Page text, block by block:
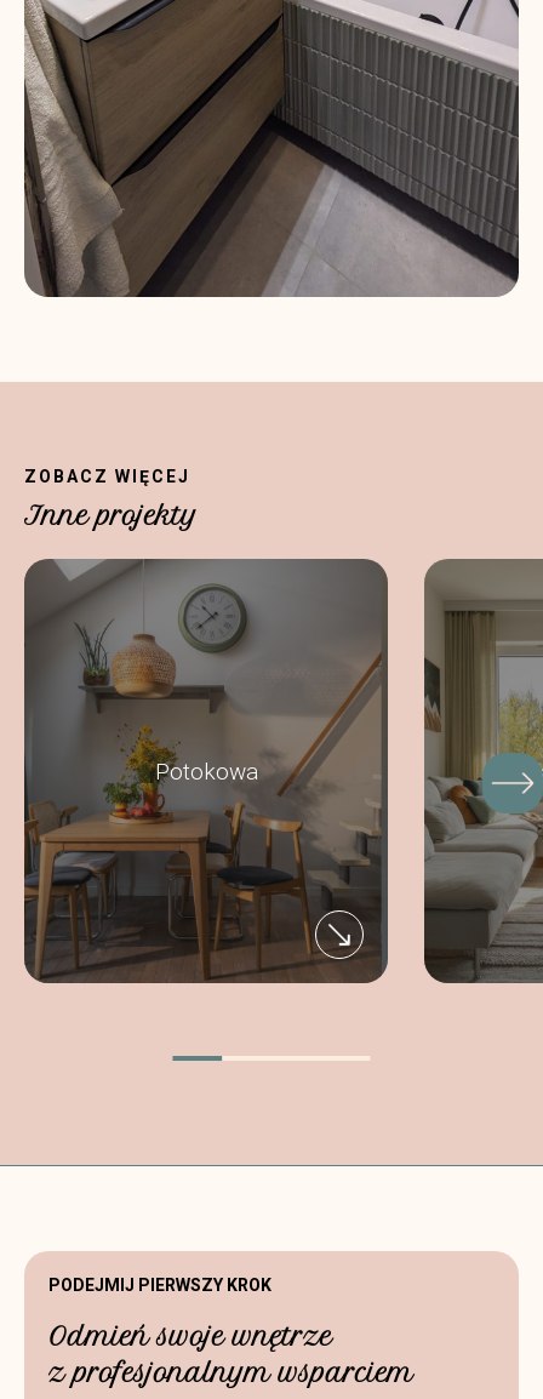
ZOBACZ WIĘCEJ
Inne projekty
Potokowa
PODEJMIJ PIERWSZY KROK
Odmień swoje wnętrze
z profesjonalnym wsparciem